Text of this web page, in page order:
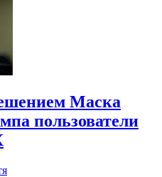
Маска
пользователи